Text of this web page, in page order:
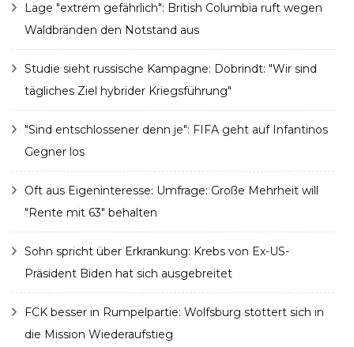
Lage "extrem gefährlich": British Columbia ruft wegen
Waldbränden den Notstand aus
Studie sieht russische Kampagne: Dobrindt: "Wir sind
tägliches Ziel hybrider Kriegsführung"
"Sind entschlossener denn je": FIFA geht auf Infantinos
Gegner los
Oft aus Eigeninteresse: Umfrage: Große Mehrheit will
"Rente mit 63" behalten
Sohn spricht über Erkrankung: Krebs von Ex-US-
Präsident Biden hat sich ausgebreitet
FCK besser in Rumpelpartie: Wolfsburg stottert sich in
die Mission Wiederaufstieg